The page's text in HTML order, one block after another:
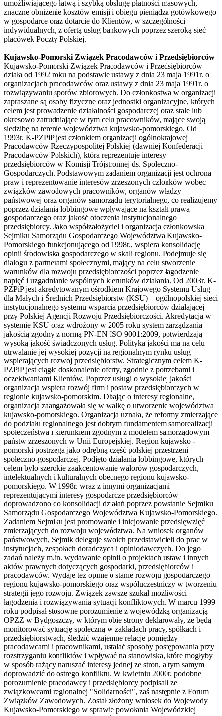
umożliwiającego łatwą i szybką obsługę płatności masowych,
znaczne obniżenie kosztów emisji i obiegu pieniądza gotówkowego
w gospodarce oraz dotarcie do Klientów, w szczególności
indywidualnych, z ofertą usług bankowych poprzez szeroką sieć
placówek Poczty Polskiej.
Kujawsko-Pomorski Związek Pracodawców i Przedsiębiorców
Kujawsko-Pomorski Związek Pracodawców i Przedsiębiorców
działa od 1992 roku na podstawie ustawy z dnia 23 maja 1991r. o
organizacjach pracodawców oraz ustawy z dnia 23 maja 1991r. o
rozwiązywaniu sporów zbiorowych. Do członkostwa w organizacji
zapraszane są osoby fizyczne oraz jednostki organizacyjne, których
celem jest prowadzenie działalności gospodarczej oraz stale lub
okresowo zatrudniające w tym celu pracowników, mające swoją
siedzibę na terenie województwa kujawsko-pomorskiego. Od
1993r. K-PZPiP jest członkiem organizacji ogólnokrajowej
Pracodawców Rzeczypospolitej Polskiej (dawniej Konfederacji
Pracodawców Polskich), która reprezentuje interesy
przedsiębiorców w Komisji Trójstronnej ds. Społeczno-
Gospodarczych. Podstawowym zadaniem organizacji jest ochrona
praw i reprezentowanie interesów zrzeszonych członków wobec
związków zawodowych pracowników, organów władzy
państwowej oraz organów samorządu terytorialnego, co realizujemy
poprzez działania lobbingowe wpływające na kształt prawa
gospodarczego oraz jakość otoczenia instytucjonalnego
przedsiębiorcy. Jako współzałożyciel i organizacja członkowska
Sejmiku Samorządu Gospodarczego Województwa Kujawsko-
Pomorskiego funkcjonującego od 1998r., wspiera konsolidację
opinii środowiska gospodarczego w skali regionu. Podejmuje się
dialogu z partnerami społecznymi, mający na celu stworzenie
warunków dla rozwoju przedsiębiorczości poprzez łagodzenie
napięć i uzgadnianie wspólnych kierunków działania. Od 2003r. K-
PZPiP jest akredytowanym ośrodkiem Krajowego Systemu Usług
dla Małych i Średnich Przedsiębiorstw (KSU) – ogólnopolskiej sieci
instytucjonalnego systemu wsparcia przedsiębiorców działającej
przy Polskiej Agencji Rozwoju Przedsiębiorczości. Akredytacja w
systemie KSU oraz wdrożony w 2005 roku system zarządzania
jakością zgodny z normą PN-EN ISO 9001:2009, potwierdzają
wysoką jakość świadczonych usług. Polityka jakości ma na celu
utrwalanie jej wysokiej pozycji na regionalnym rynku usług
wspierających rozwój przedsiębiorstw. Strategicznym celem K-
PZPiP jest ciągłe doskonalenie oferty, zgodnie z potrzebami i
oczekiwaniami Klientów. Poprzez usługi o wysokiej jakości
organizacja wspiera rozwój firm i postaw przedsiębiorczych w
regionie kujawsko-pomorskim. Dbając o interesy regionalne,
organizacja zaangażowała się w walkę o utworzenie województwa
kujawsko-pomorskiego. Organizacja uznała, że reformy zmierzające
do podziału regionalnego jest dobrym fundamentem samorealizacji
społeczeństwa i kierunkiem zgodnym z modelem samorządowym
państw zrzeszonych w Unii Europejskiej. Region kujawsko -
pomorski postrzega jako odrębną część polskiej przestrzeni
społeczno-gospodarczej. Podjęto działania lobbingowe, których
celem było szerokie zaakcentowanie walorów gospodarczych,
intelektualnych i kulturalnych obecnego regionu kujawsko-
pomorskiego. W 1998r. wraz z innymi organizacjami
reprezentującymi interesy gospodarcze przedsiębiorców
doprowadzono do konsolidacji działań poprzez powstanie Sejmiku
Samorządu Gospodarczego Województwa Kujawsko-Pomorskiego.
Zadaniem Sejmiku jest promowanie i inicjowanie przedsięwzięć
zmierzających do rozwoju województwa. Na wniosek organów
państwowych, Sejmik deleguje swoich przedstawicieli do prac w
instytucjach, zespołach doradczych i opiniodawczych. Do jego
zadań należy m.in. wydawanie opinii o projektach ustaw i innych
aktów prawnych dotyczących gospodarki, przedsiębiorców i
pracodawców. Wydaje też opinie o stanie rozwoju gospodarczego
regionu kujawsko-pomorskiego oraz współuczestniczy w tworzeniu
strategii jego rozwoju. Związek zawsze szukał możliwości
łagodzenia i rozwiązywania sytuacji konfliktowych. W marcu 1999
roku podpisał stosowne porozumienie z wojewódzką organizacją
OPZZ w Bydgoszczy, w którym obie strony deklarowały, że będą
monitorować sytuację społeczną w zakładach pracy, spółkach i
przedsiębiorstwach, śledzić wzajemne relacje pomiędzy
pracodawcami i pracownikami, ustalać sposoby postępowania przy
rozstrzyganiu konfliktów i wpływać na stanowiska, które mogłyby
w sposób rażący naruszać interesy jednej ze stron, a tym samym
doprowadzić do ostrego konfliktu. W kwietniu 2000r. podobne
porozumienie pracodawcy i przedsiębiorcy podpisali ze
związkowcami regionalnej "Solidarności", zaś następnie z Forum
Związków Zawodowych. Został złożony wniosek do Wojewody
Kujawsko-Pomorskiego w sprawie powołania Wojewódzkiej